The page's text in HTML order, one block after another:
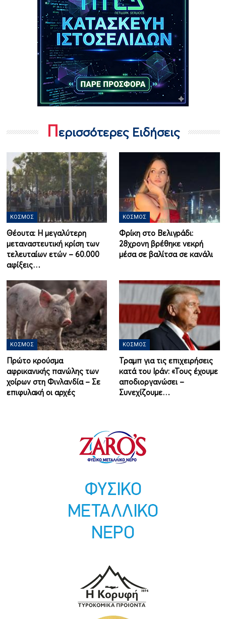
Περισσότερες Ειδήσεις
ΚΌΣΜΟΣ
Θέουτα: Η μεγαλύτερη
μεταναστευτική κρίση των
τελευταίων ετών – 60.000
αφίξεις…
ΚΌΣΜΟΣ
Φρίκη στο Βελιγράδι:
28χρονη βρέθηκε νεκρή
μέσα σε βαλίτσα σε κανάλι
ΚΌΣΜΟΣ
Πρώτο κρούσμα
αφρικανικής πανώλης των
χοίρων στη Φινλανδία – Σε
επιφυλακή οι αρχές
ΚΌΣΜΟΣ
Τραμπ για τις επιχειρήσεις
κατά του Ιράν: «Τους έχουμε
αποδιοργανώσει –
Συνεχίζουμε…